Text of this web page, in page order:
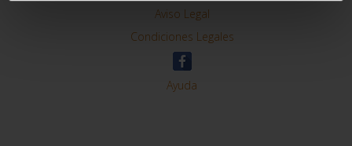
Aviso Legal
Condiciones Legales
Ayuda